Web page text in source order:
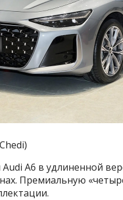
A6 в удлиненной
Премиальную